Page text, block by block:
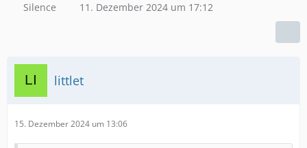
Silence 11. Dezember 2024 um 17:12
littlet
15. Dezember 2024 um 13:06